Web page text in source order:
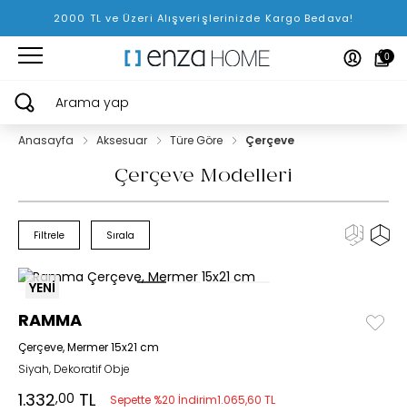
2000 TL ve Üzeri Alışverişlerinizde Kargo Bedava!
0
Arama yap
Anasayfa Aksesuar Türe Göre Çerçeve
Çerçeve Modelleri
Filtrele Sırala
YENİ
RAMMA
Çerçeve, Mermer 15x21 cm
Siyah, Dekoratif Obje
1.332,00 TL Sepette %20 İndirim1.065,60 TL